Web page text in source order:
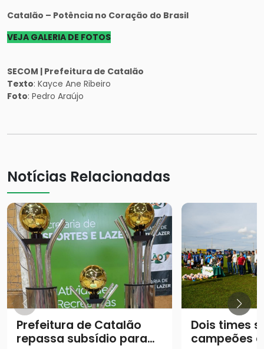
Catalão – Potência no Coração do Brasil
VEJA GALERIA DE FOTOS
SECOM | Prefeitura de Catalão
Texto: Kayce Ane Ribeiro
Foto: Pedro Araújo
Notícias Relacionadas
Prefeitura de Catalão
repassa subsídio para
Dois times
campeões